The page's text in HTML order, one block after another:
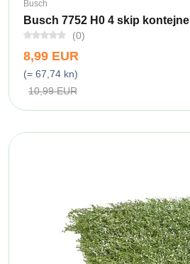
Busch
Busch 7752 H0 4 skip
(0)
8,99 EUR
(= 67,74 kn)
10,99 EUR